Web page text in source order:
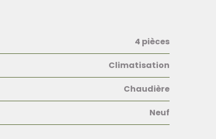
4 pièces
Climatisation
Chaudière
Neuf